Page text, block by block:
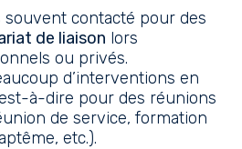
souvent contacté pour des
de liaison lors
ou privés.
d’interventions en
à-dire pour des réunions
de service, formation
etc.).